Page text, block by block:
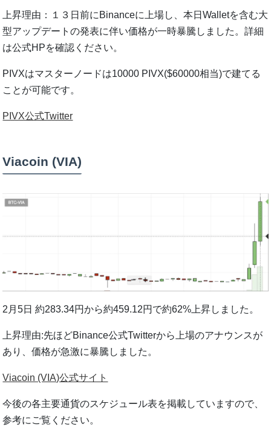
上昇理由：１３日前にBinanceに上場し、本日Walletを含む大
型アップデートの発表に伴い価格が一時暴騰しました。詳細
は公式HPを確認ください。
PIVXはマスターノードは10000 PIVX($60000相当)で建てる
ことが可能です。
PIVX公式Twitter
Viacoin (VIA)
2月5日 約283.34円から約459.12円で約62%上昇しました。
上昇理由:先ほどBinance公式Twitterから上場のアナウンスが
あり、価格が急激に暴騰しました。
Viacoin (VIA)公式サイト
今後の各主要通貨のスケジュール表を掲載していますので、
参考にご覧ください。